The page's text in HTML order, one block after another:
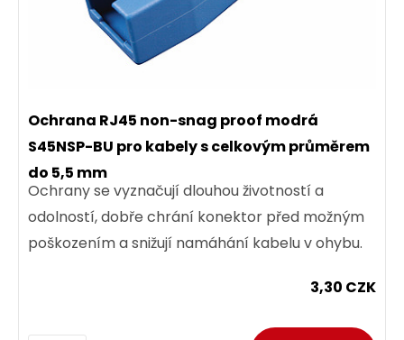
Ochrana RJ45 non-snag proof modrá
S45NSP-BU pro kabely s celkovým průměrem
do 5,5 mm
Ochrany se vyznačují dlouhou životností a
odolností, dobře chrání konektor před možným
poškozením a snižují namáhání kabelu v ohybu.
3,30 CZK